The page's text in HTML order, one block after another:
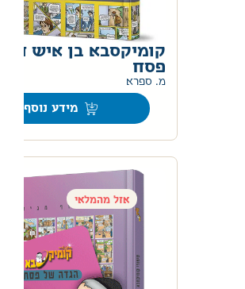
קומיקסבא בן איש חי
פסח
מ. ספרא
מידע נוסף
אזל מהמלאי